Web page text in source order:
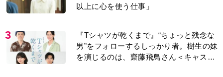
以上に心を使う仕事」
3
『Tシャツが乾くまで』“ちょっと残念な
男”をフォローするしっかり者。樹生の妹
を演じるのは、齋藤飛鳥さん＜キャスト